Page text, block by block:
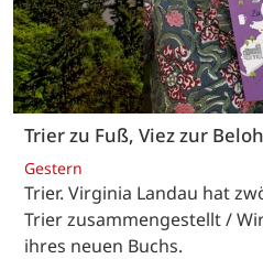
Trier zu Fuß, Viez zur
Gestern
Trier. Virginia Landau hat
Trier zusammengestellt /
ihres neuen Buchs.